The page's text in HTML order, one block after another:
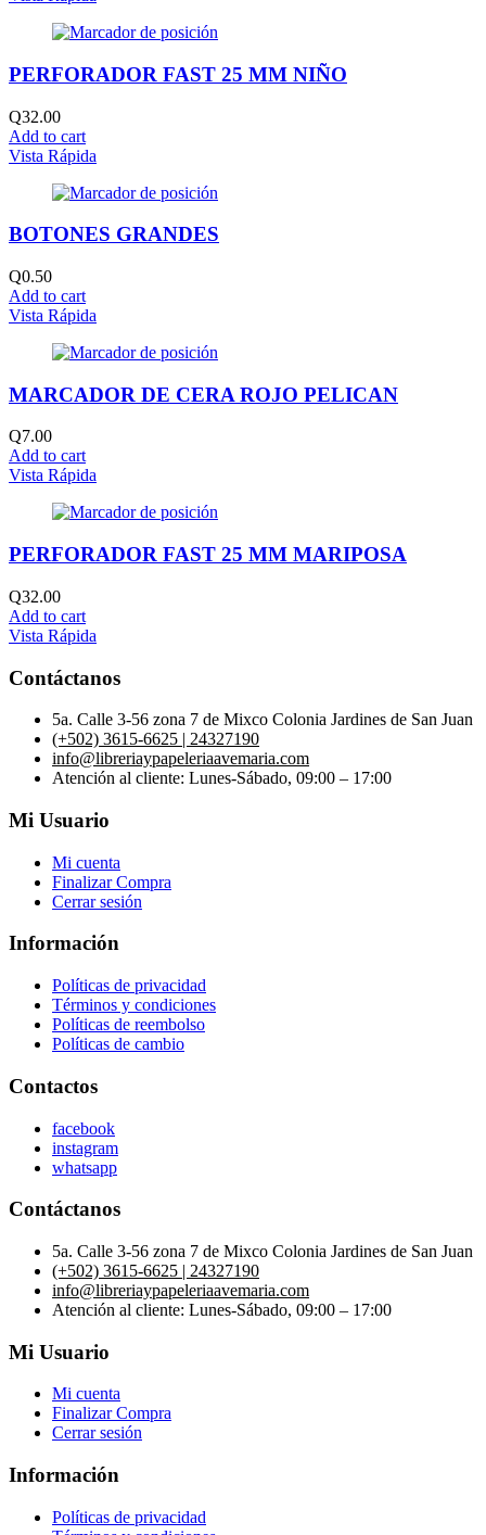
PERFORADOR FAST 25 MM NIÑO
Q32.00
Add to cart
Vista Rápida
BOTONES GRANDES
Q0.50
Add to cart
Vista Rápida
MARCADOR DE CERA ROJO PELICAN
Q7.00
Add to cart
Vista Rápida
PERFORADOR FAST 25 MM MARIPOSA
Q32.00
Add to cart
Vista Rápida
Contáctanos
5a. Calle 3-56 zona 7 de Mixco Colonia Jardines de San Juan
(+502) 3615-6625 | 24327190
info@libreriaypapeleriaavemaria.com
Atención al cliente: Lunes-Sábado, 09:00 – 17:00
Mi Usuario
Mi cuenta
Finalizar Compra
Cerrar sesión
Información
Políticas de privacidad
Términos y condiciones
Políticas de reembolso
Políticas de cambio
Contactos
facebook
instagram
whatsapp
Contáctanos
5a. Calle 3-56 zona 7 de Mixco Colonia Jardines de San Juan
(+502) 3615-6625 | 24327190
info@libreriaypapeleriaavemaria.com
Atención al cliente: Lunes-Sábado, 09:00 – 17:00
Mi Usuario
Mi cuenta
Finalizar Compra
Cerrar sesión
Información
Políticas de privacidad